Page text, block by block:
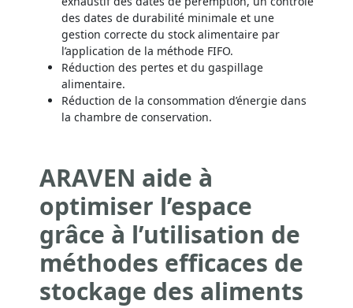
des dates de durabilité minimale et une
gestion correcte du stock alimentaire par
l’application de la méthode FIFO.
Réduction des pertes et du gaspillage
alimentaire.
Réduction de la consommation d’énergie dans
la chambre de conservation.
ARAVEN aide à
optimiser l’espace
grâce à l’utilisation de
méthodes efficaces de
stockage des aliments